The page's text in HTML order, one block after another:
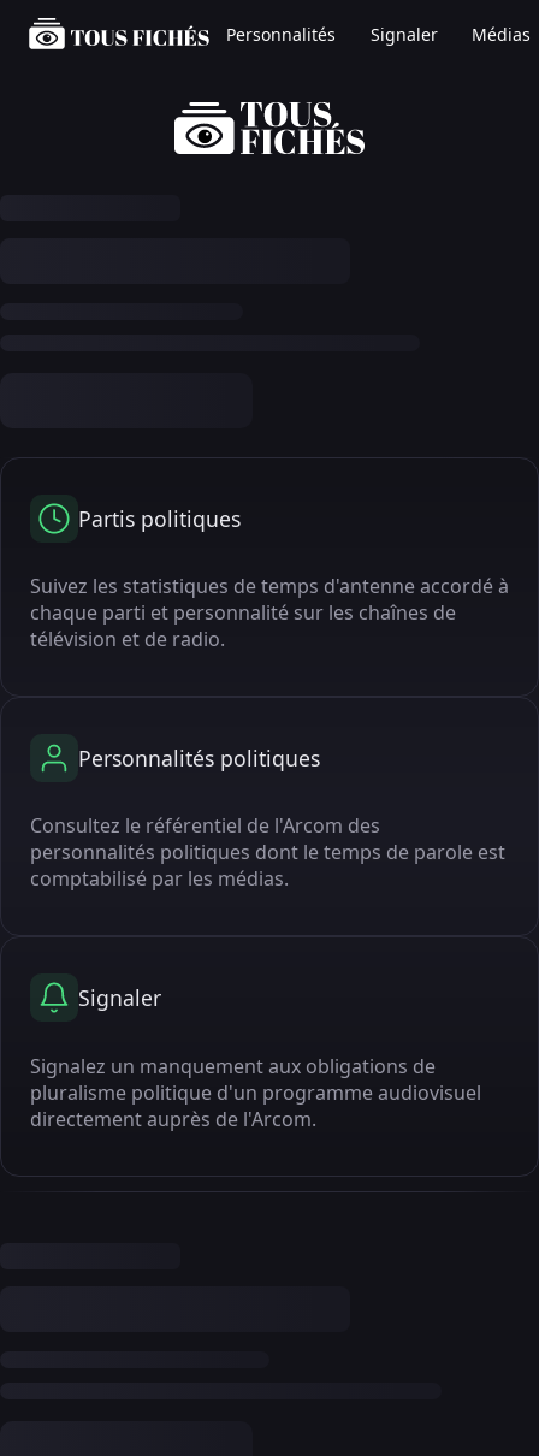
Personnalités Signaler Médias
Partis politiques
Suivez les statistiques de temps d'antenne accordé à
chaque parti et personnalité sur les chaînes de
télévision et de radio.
Personnalités politiques
Consultez le référentiel de l'Arcom des
personnalités politiques dont le temps de parole est
comptabilisé par les médias.
Signaler
Signalez un manquement aux obligations de
pluralisme politique d'un programme audiovisuel
directement auprès de l'Arcom.